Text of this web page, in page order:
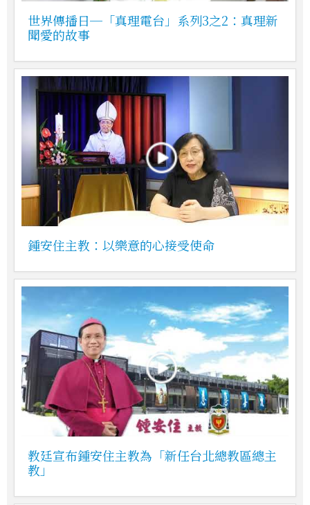
世界傳播日─「真理電台」系列3之2：真理新
聞愛的故事
鍾安住主教：以樂意的心接受使命
教廷宣布鍾安住主教為「新任台北總教區總主
教」